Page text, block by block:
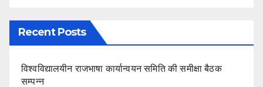
Recent Posts
विश्वविद्यालयीन राजभाषा कार्यान्वयन समिति की समीक्षा बैठक
सम्पन्न